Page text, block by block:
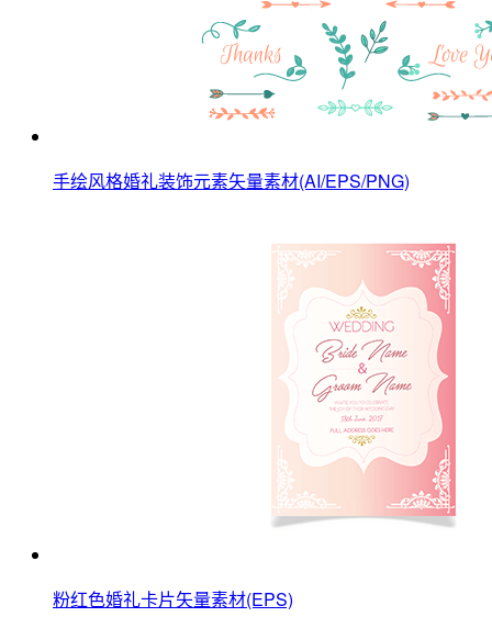
手绘风格婚礼装饰元素矢量素材(AI/EPS/PNG)
粉红色婚礼卡片矢量素材(EPS)